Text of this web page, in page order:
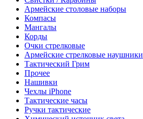
Армейские столовые наборы
Компасы
Мангалы
Корды
Очки стрелковые
Армейские стрелковые наушники
Тактический Грим
Прочее
Нашивки
Чехлы iPhone
Тактические часы
Ручки тактические